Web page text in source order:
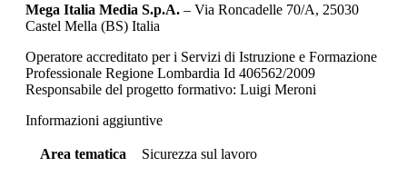
Mega Italia Media S.p.A. – Via Roncadelle 70/A, 25030
Castel Mella (BS) Italia
Operatore accreditato per i Servizi di Istruzione e Formazione
Professionale Regione Lombardia Id 406562/2009
Responsabile del progetto formativo: Luigi Meroni
Informazioni aggiuntive
Area tematica Sicurezza sul lavoro